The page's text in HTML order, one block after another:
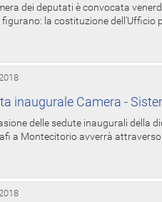
dei deputati è convocata
la costituzione dell'Ufficio
inaugurale Camera -
delle sedute inaugurali della
a Montecitorio avverrà